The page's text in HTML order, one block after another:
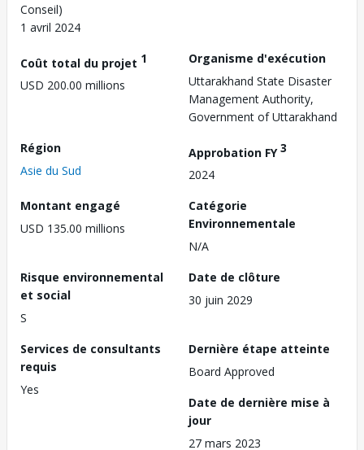
Conseil)
1 avril 2024
Coût total du projet 1
USD 200.00 millions
Organisme d'exécution
Uttarakhand State Disaster
Management Authority,
Government of Uttarakhand
Région
Asie du Sud
Approbation FY3
2024
Montant engagé
USD 135.00 millions
Catégorie
Environnementale
N/A
Risque environnemental
et social
S
Date de clôture
30 juin 2029
Services de consultants
requis
Yes
Dernière étape atteinte
Board Approved
Date de dernière mise à
jour
27 mars 2023